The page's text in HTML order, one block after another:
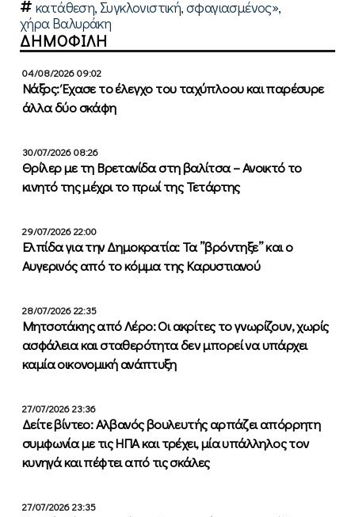
κατάθεση, Συγκλονιστική,σφαγιασμένος»,
χήρα Βαλυράκη
ΔΗΜΟΦΙΛΗ
04/08/2026 09:02
Νάξος: Έχασε το έλεγχο του ταχύπλοου και παρέσυρε
άλλα δύο σκάφη
30/07/2026 08:26
Θρίλερ με τη Βρετανίδα στη βαλίτσα – Ανοικτό το
κινητό της μέχρι το πρωί της Τετάρτης
29/07/2026 22:00
Ελπίδα για την Δημοκρατία: Τα ”βρόντηξε” και ο
Αυγερινός από το κόμμα της Καρυστιανού
28/07/2026 22:35
Μητσοτάκης από Λέρο: Οι ακρίτες το γνωρίζουν, χωρίς
ασφάλεια και σταθερότητα δεν μπορεί να υπάρχει
καμία οικονομική ανάπτυξη
27/07/2026 23:36
Δείτε βίντεο: Αλβανός βουλευτής αρπάζει απόρρητη
συμφωνία με τις ΗΠΑ και τρέχει, μία υπάλληλος τον
κυνηγά και πέφτει από τις σκάλες
27/07/2026 23:35